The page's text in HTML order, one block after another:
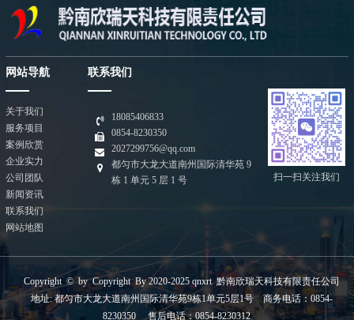
网站导航
关于我们
服务项目
案例欣赏
企业实力
公司团队
新闻资讯
联系我们
网站地图
联系我们
18085406833
0854-8230350
2027299756@qq.com
都匀市大龙大道南州国际清华苑 9
栋 1 单元 5 层 1 号
扫一扫关注我们
Copyright © by Copyright By 2020-2025 qnxrt 黔南欣瑞天科技有限责任公司
地址: 都匀市大龙大道南州国际清华苑9栋1单元5层1号 商务电话：0854-
8230350 售后电话：0854-8230312